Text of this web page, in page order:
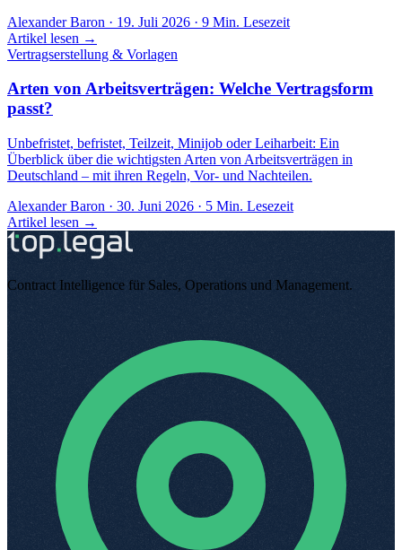
Alexander Baron · 19. Juli 2026 · 9 Min. Lesezeit
Artikel lesen →
Vertragserstellung & Vorlagen
Arten von Arbeitsverträgen: Welche Vertragsform
passt?
Unbefristet, befristet, Teilzeit, Minijob oder Leiharbeit: Ein
Überblick über die wichtigsten Arten von Arbeitsverträgen in
Deutschland – mit ihren Regeln, Vor- und Nachteilen.
Alexander Baron · 30. Juni 2026 · 5 Min. Lesezeit
Artikel lesen →
Contract Intelligence für Sales, Operations und Management.